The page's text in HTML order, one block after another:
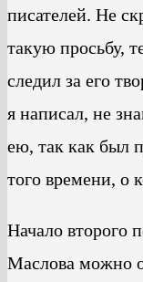
писателей. Не
такую просьбу,
следил за его
я написал, не
ею, так как был
того времени, о
Начало второго
Маслова можно